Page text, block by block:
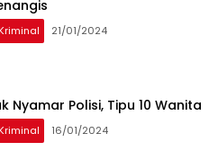
21/01/2024
Nyamar Polisi, Tipu 10 Wanita
16/01/2024